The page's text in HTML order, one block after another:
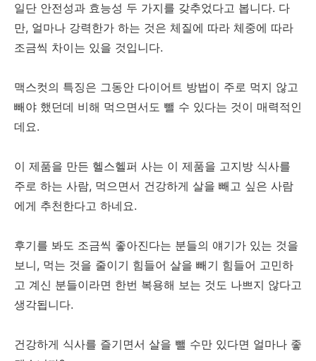
일단 안전성과 효능성 두 가지를 갖추었다고 봅니다. 다
만, 얼마나 강력한가 하는 것은 체질에 따라 체중에 따라
조금씩 차이는 있을 것입니다.
맥스컷의 특징은 그동안 다이어트 방법이 주로 먹지 않고
빼야 했던데 비해 먹으면서도 뺄 수 있다는 것이 매력적인
데요.
이 제품을 만든 헬스헬퍼 사는 이 제품을 고지방 식사를
주로 하는 사람, 먹으면서 건강하게 살을 빼고 싶은 사람
에게 추천한다고 하네요.
후기를 봐도 조금씩 좋아진다는 분들의 얘기가 있는 것을
보니, 먹는 것을 줄이기 힘들어 살을 빼기 힘들어 고민하
고 계신 분들이라면 한번 복용해 보는 것도 나쁘지 않다고
생각됩니다.
건강하게 식사를 즐기면서 살을 뺄 수만 있다면 얼마나 좋